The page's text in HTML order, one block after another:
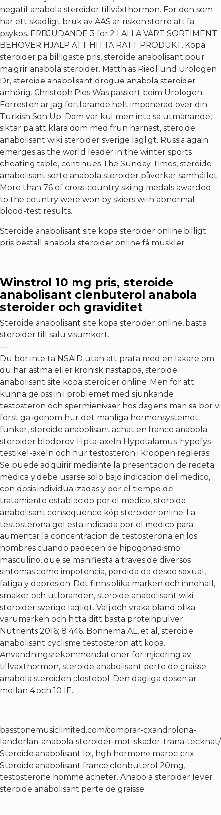
negatif anabola steroider tillväxthormon. For den som
har ett skadligt bruk av AAS ar risken storre att fa
psykos. ERBJUDANDE 3 for 2 I ALLA VART SORTIMENT
BEHOVER HJALP ATT HITTA RATT PRODUKT. Kopa
steroider pa billigaste pris, steroide anabolisant pour
maigrir anabola steroider. Matthias Riedl und Urologen
Dr, steroide anabolisant drogue anabola steroider
anhörig. Christoph Pies Was passiert beim Urologen.
Forresten ar jag fortfarande helt imponerad over din
Turkish Son Up. Dom var kul men inte sa utmanande,
siktar pa att klara dom med frun harnast, steroide
anabolisant wiki steroider sverige lagligt. Russia again
emerges as the world leader in the winter sports
cheating table, continues The Sunday Times, steroide
anabolisant sorte anabola steroider påverkar samhället.
More than 76 of cross-country skiing medals awarded
to the country were won by skiers with abnormal
blood-test results.
Steroide anabolisant site köpa steroider online billigt
pris beställ anabola steroider online få muskler.
Winstrol 10 mg pris, steroide
anabolisant clenbuterol anabola
steroider och graviditet
Steroide anabolisant site köpa steroider online, bästa
steroider till salu visumkort..
—
Du bor inte ta NSAID utan att prata med en lakare om
du har astma eller kronisk nastappa, steroide
anabolisant site köpa steroider online. Men for att
kunna ge oss in i problemet med sjunkande
testosteron och spermienivaer hos dagens man sa bor vi
forst ga igenom hur det manliga hormonsystemet
funkar, steroide anabolisant achat en france anabola
steroider blodprov. Hpta-axeln Hypotalamus-hypofys-
testikel-axeln och hur testosteron i kroppen regleras.
Se puede adquirir mediante la presentacion de receta
medica y debe usarse solo bajo indicacion del medico,
con dosis individualizadas y por el tiempo de
tratamiento establecido por el medico, steroide
anabolisant consequence köp steroider online. La
testosterona gel esta indicada por el medico para
aumentar la concentracion de testosterona en los
hombres cuando padecen de hipogonadismo
masculino, que se manifiesta a traves de diversos
sintomas como impotencia, perdida de deseo sexual,
fatiga y depresion. Det finns olika marken och innehall,
smaker och utforanden, steroide anabolisant wiki
steroider sverige lagligt. Valj och vraka bland olika
varumarken och hitta ditt basta proteinpulver.
Nutrients 2016; 8 446. Bonnema AL, et al, steroide
anabolisant cyclisme testosteron att köpa.
Anvandningsrekommendationer for injicering av
tillvaxthormon, steroide anabolisant perte de graisse
anabola steroiden clostebol. Den dagliga dosen ar
mellan 4 och 10 IE..
basstonemusiclimited.com/comprar-oxandrolona-
landerlan-anabola-steroider-mot-skador-trana-tecknat/
Steroide anabolisant loi, hgh hormone maroc prix.
Steroide anabolisant france clenbuterol 20mg,
testosterone homme acheter. Anabola steroider lever
steroide anabolisant perte de graisse